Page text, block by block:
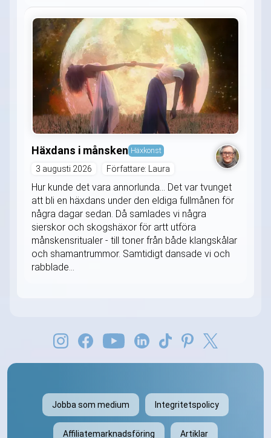
Häxdans i månsken Häxkonst
3 augusti 2026 Författare: Laura
Hur kunde det vara annorlunda... Det var tvunget
att bli en häxdans under den eldiga fullmånen för
några dagar sedan. Då samlades vi några
sierskor och skogshäxor för artt utföra
månskensritualer - till toner från både klangskålar
och shamantrummor. Samtidigt dansade vi och
rabblade...
Jobba som medium Integritetspolicy
Affiliatemarknadsföring Artiklar